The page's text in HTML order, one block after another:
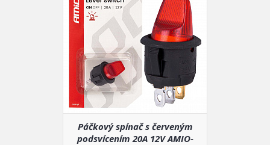
Páčkový spínač s červeným
podsvícením 20A 12V AMIO-